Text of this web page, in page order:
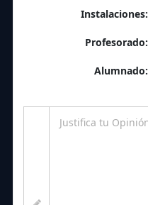
Instalaciones:
Profesorado:
Alumnado: